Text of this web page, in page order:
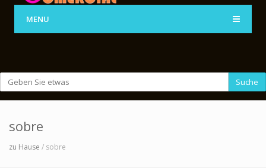
MENU
Suche
sobre
zu Hause / sobre